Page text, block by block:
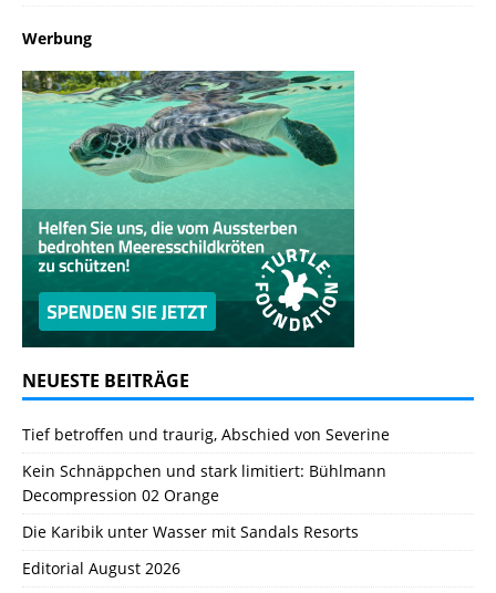
Werbung
NEUESTE BEITRÄGE
Tief betroffen und traurig, Abschied von Severine
Kein Schnäppchen und stark limitiert: Bühlmann
Decompression 02 Orange
Die Karibik unter Wasser mit Sandals Resorts
Editorial August 2026